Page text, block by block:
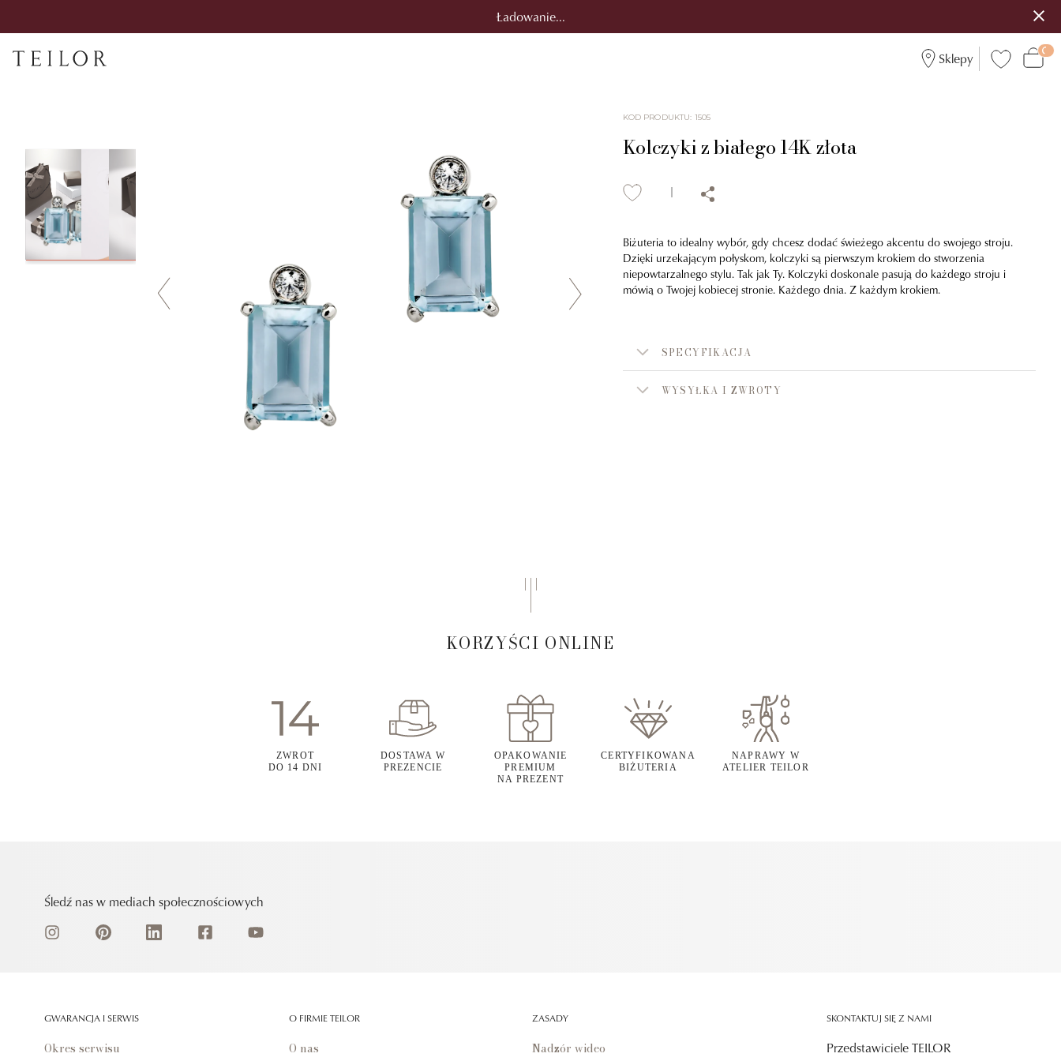
Ładowanie...
Sklepy
KOD PRODUKTU: 1505
Kolczyki z białego 14K złota
Biżuteria to idealny wybór, gdy chcesz dodać świeżego akcentu do swojego stroju.
Dzięki urzekającym połyskom, kolczyki są pierwszym krokiem do stworzenia
niepowtarzalnego stylu. Tak jak Ty. Kolczyki doskonale pasują do każdego stroju i
mówią o Twojej kobiecej stronie. Każdego dnia. Z każdym krokiem.
SPECYFIKACJA
WYSYŁKA I ZWROTY
KORZYŚCI ONLINE
ZWROT
DO 14 DNI
DOSTAWA W
PREZENCIE
OPAKOWANIE
PREMIUM
NA PREZENT
CERTYFIKOWANA
BIŻUTERIA
NAPRAWY W
ATELIER TEILOR
Śledź nas w mediach społecznościowych
GWARANCJA I SERWIS
Okres serwisu
O FIRMIE TEILOR
O nas
ZASADY
Nadzór wideo
SKONTAKTUJ SIĘ Z NAMI
Przedstawiciele TEILOR